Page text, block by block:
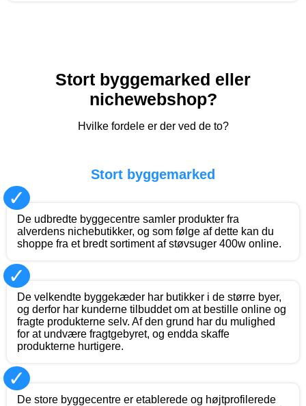
Stort byggemarked eller
nichewebshop?
Hvilke fordele er der ved de to?
Stort byggemarked
✓
De udbredte byggecentre samler produkter fra
alverdens nichebutikker, og som følge af dette kan du
shoppe fra et bredt sortiment af støvsuger 400w online.
✓
De velkendte byggekæder har butikker i de større byer,
og derfor har kunderne tilbuddet om at bestille online og
fragte produkterne selv. Af den grund har du mulighed
for at undvære fragtgebyret, og endda skaffe
produkterne hurtigere.
✓
De store byggecentre er etablerede og højtprofilerede